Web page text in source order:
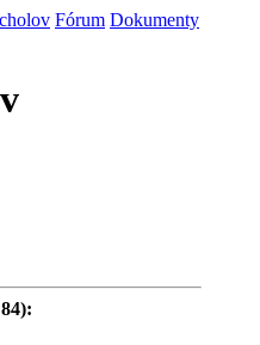
Fórum Dokumenty